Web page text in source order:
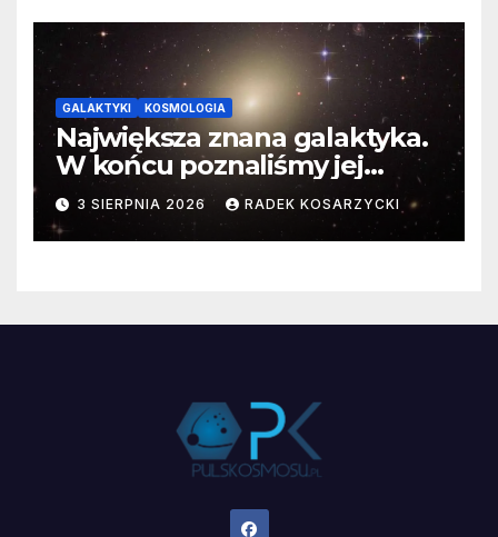
GALAKTYKI KOSMOLOGIA
Największa znana galaktyka.
W końcu poznaliśmy jej
faktyczne wymiary
3 SIERPNIA 2026 RADEK KOSARZYCKI